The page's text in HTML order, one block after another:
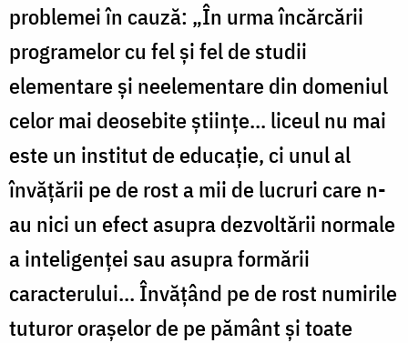
problemei în cauză: „În urma încărcării
programelor cu fel și fel de studii
elementare și neelementare din domeniul
celor mai deosebite științe... liceul nu mai
este un institut de educație, ci unul al
învățării pe de rost a mii de lucruri care n-
au nici un efect asupra dezvoltării normale
a inteligenței sau asupra formării
caracterului... Învățând pe de rost numirile
tuturor orașelor de pe pământ și toate